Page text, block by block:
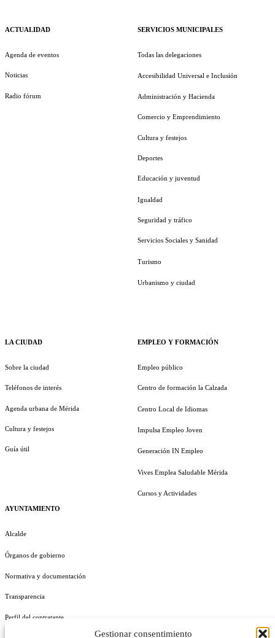
Gestionar consentimiento
ACTUALIDAD
Agenda de eventos
Noticias
Radio fórum
LA CIUDAD
Sobre la ciudad
Teléfonos de interés
Agenda urbana de Mérida
Cultura y festejos
Guía útil
AYUNTAMIENTO
Alcalde
Órganos de gobierno
Normativa y documentación
Transparencia
Perfil del contratante
SERVICIOS MUNICIPALES
Todas las delegaciones
Accesibilidad Universal e Inclusión
Administración y Hacienda
Comercio y Emprendimiento
Cultura y festejos
Deportes
Educación y juventud
Igualdad
Seguridad y tráfico
Servicios Sociales y Sanidad
Turismo
Urbanismo y ciudad
EMPLEO Y FORMACIÓN
Empleo público
Centro de formación la Calzada
Centro Local de Idiomas
Impulsa Empleo Joven
Generación IN Empleo
Vives Emplea Saludable Mérida
Cursos y Actividades